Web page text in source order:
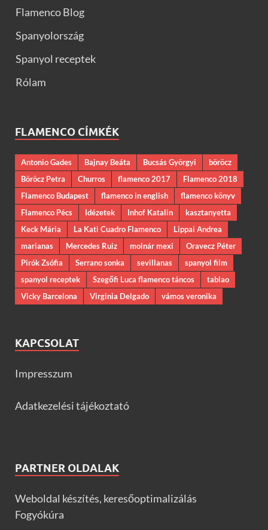
Flamenco Blog
Spanyolország
Spanyol receptek
Rólam
FLAMENCO CÍMKÉK
Antonio Gades Bajnay Beáta Bucsás Györgyi
böröcz
Böröcz Petra
Churros flamenco 2017
Flamenco 2018
Flamenco Budapest
flamenco in english
flamenco könyv
Flamenco Pécs
Idézetek Inhof Katalin
kasztanyetta
Keck Mária
La Kati Cuadro Flamenco
Lippai Andrea
marianas
Mercedes Ruiz molnár mexi
Oravecz Péter
Pirók Zsófia
Serrano sonka sevillanas
spanyol film
spanyol receptek
Szegőfi Luca flamenco táncos
tablao
Vicky Barcelona
Virginia Delgado vámos veronika
KAPCSOLAT
Impresszum
Adatkezelési tájékoztató
PARTNER OLDALAK
Weboldal készítés, keresőoptimalizálás
Fogyókúra